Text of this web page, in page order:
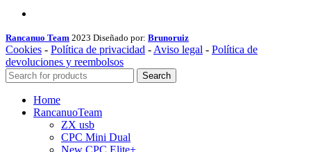
Rancanuo Team 2023 Diseñado por: Brunoruiz
Cookies - Política de privacidad - Aviso legal - Política de
devoluciones y reembolsos
Search
Home
RancanuoTeam
ZX usb
CPC Mini Dual
New CPC Elite+